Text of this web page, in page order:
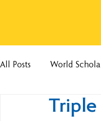
All Posts World
Triple